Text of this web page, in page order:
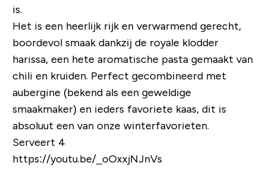
is.
Het is een heerlijk rijk en verwarmend gerecht,
boordevol smaak dankzij de royale klodder
harissa, een hete aromatische pasta gemaakt van
chili en kruiden. Perfect gecombineerd met
aubergine (bekend als een geweldige
smaakmaker) en ieders favoriete kaas, dit is
absoluut een van onze winterfavorieten.
Serveert 4
https://youtu.be/_oOxxjNJnVs